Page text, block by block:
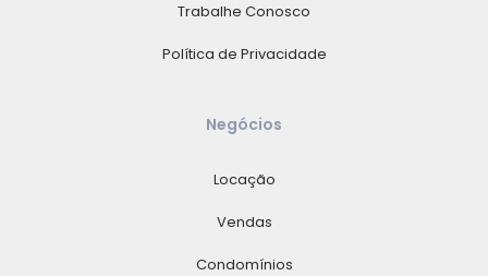
Trabalhe Conosco
Política de Privacidade
Negócios
Locação
Vendas
Condomínios